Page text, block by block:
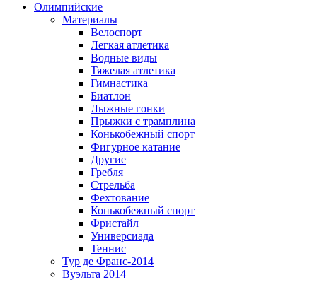
Олимпийские
Материалы
Велоспорт
Легкая атлетика
Водные виды
Тяжелая атлетика
Гимнастика
Биатлон
Лыжные гонки
Прыжки с трамплина
Конькобежный спорт
Фигурное катание
Другие
Гребля
Стрельба
Фехтование
Конькобежный спорт
Фристайл
Универсиада
Теннис
Тур де Франс-2014
Вуэльта 2014